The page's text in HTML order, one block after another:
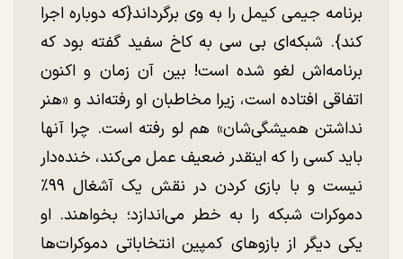
برنامه جیمی کیمل را به وی برگرداند{که دوباره اجرا
کند}. شبکه‌ای بی سی به کاخ سفید گفته بود که
برنامه‌اش لغو شده است! بین آن زمان و اکنون
اتفاقی افتاده است، زیرا مخاطبان او رفته‌اند و «هنر
نداشتن همیشگی‌شان» هم لو رفته است. چرا آنها
باید کسی را که اینقدر ضعیف عمل می‌کند، خنده‌دار
نیست و با بازی کردن در نقش یک آشغال ۹۹٪
دموکرات شبکه را به خطر می‌اندازد؛ بخواهند. او
یکی دیگر از بازو‌های کمپین انتخاباتی دموکرات‌ها